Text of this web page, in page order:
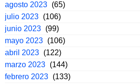
agosto 2023 (65)
julio 2023 (106)
junio 2023 (99)
mayo 2023 (106)
abril 2023 (122)
marzo 2023 (144)
febrero 2023 (133)